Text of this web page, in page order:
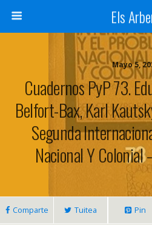
Els
Mayo 5,
Cuadernos PyP 73.
Belfort-Bax, Karl
Segunda
Nacional Y Colonial
Comparte Tuitea Pin